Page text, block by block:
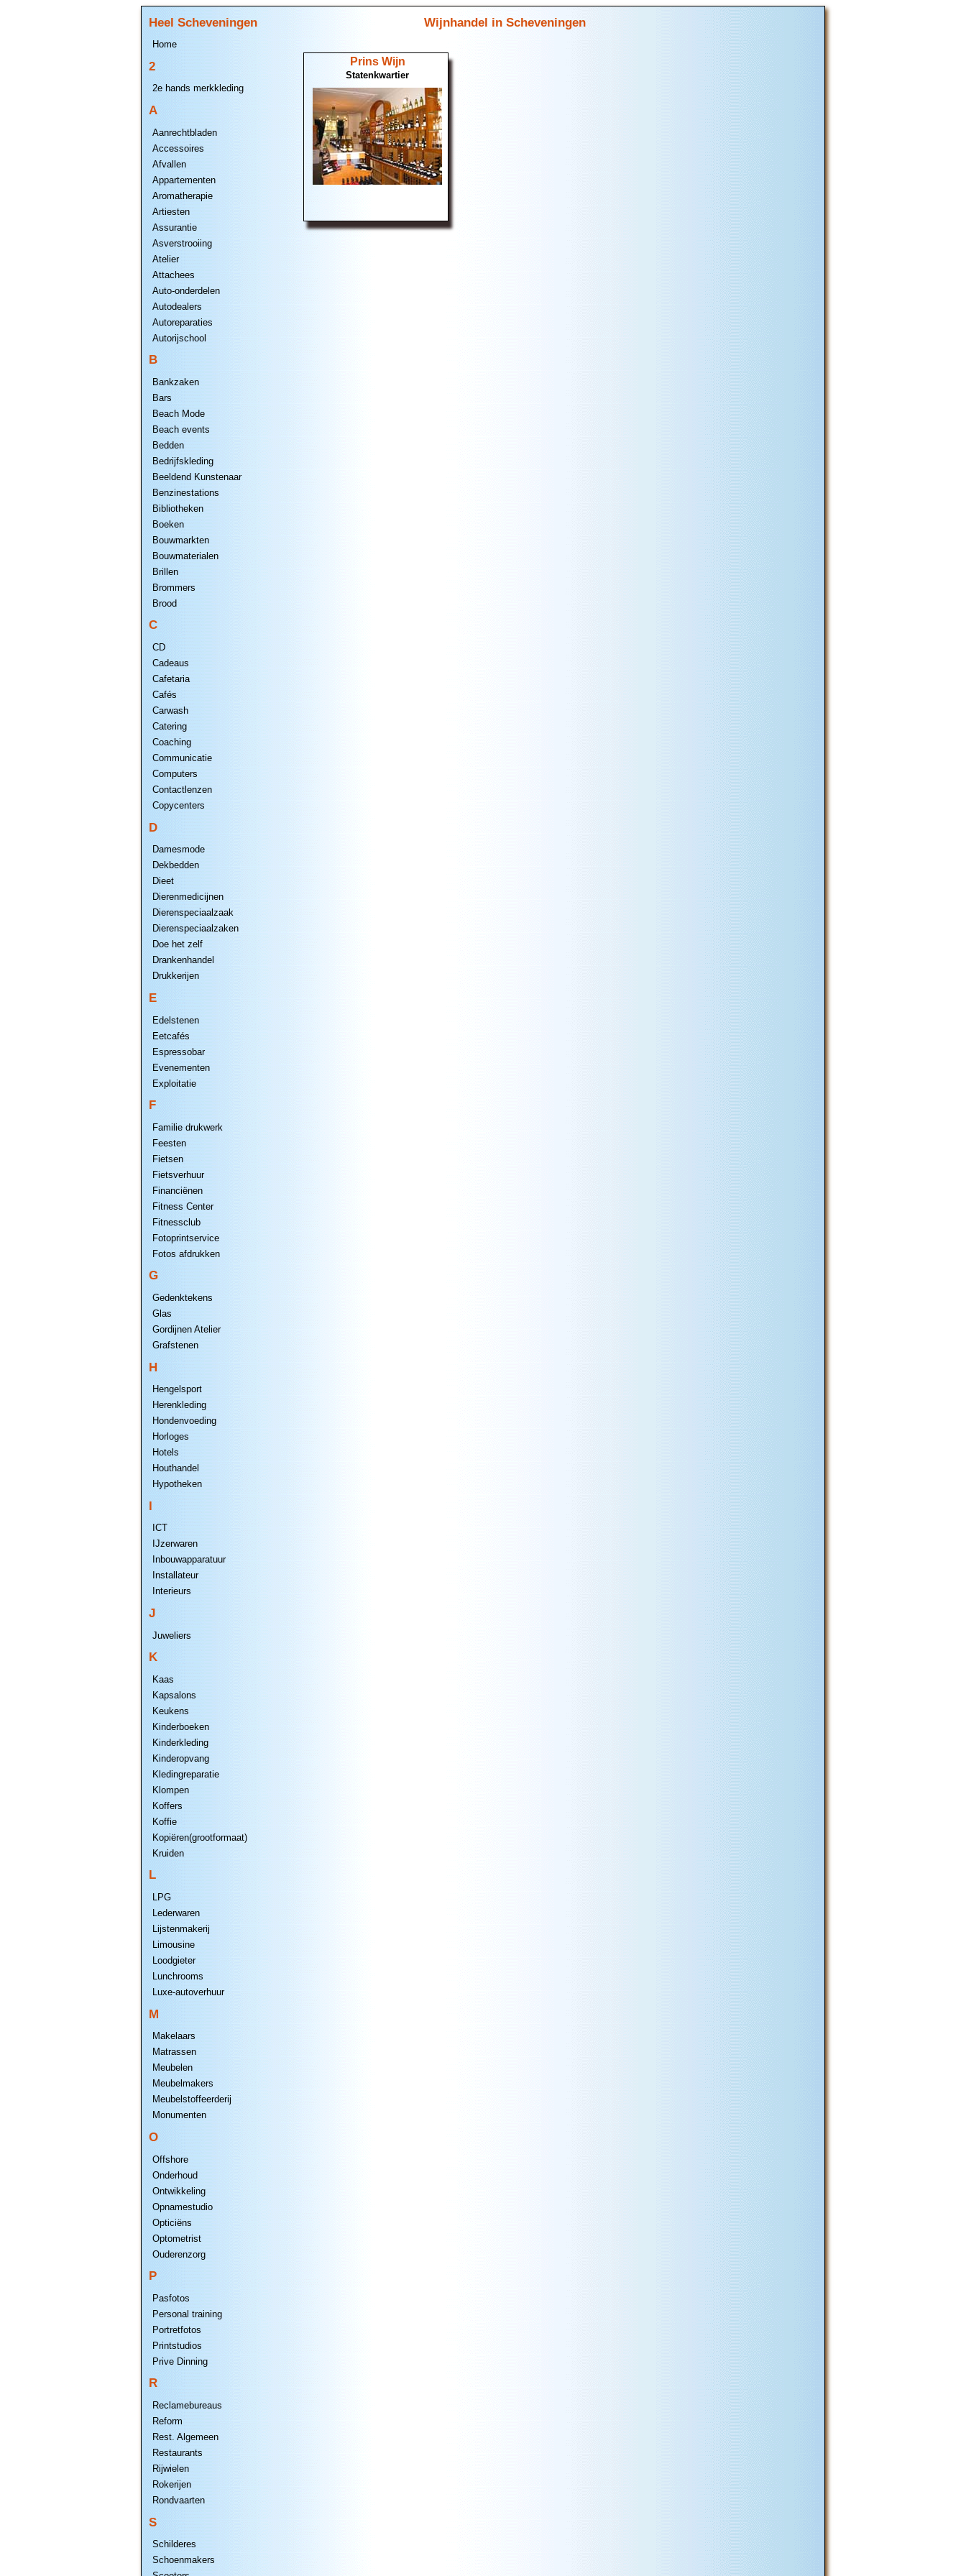
Heel Scheveningen
Home
2
2e hands merkkleding
A
Aanrechtbladen
Accessoires
Afvallen
Appartementen
Aromatherapie
Artiesten
Assurantie
Asverstrooiing
Atelier
Attachees
Auto-onderdelen
Autodealers
Autoreparaties
Autorijschool
B
Bankzaken
Bars
Beach Mode
Beach events
Bedden
Bedrijfskleding
Beeldend Kunstenaar
Benzinestations
Bibliotheken
Boeken
Bouwmarkten
Bouwmaterialen
Brillen
Brommers
Brood
C
CD
Cadeaus
Cafetaria
Cafés
Carwash
Catering
Coaching
Communicatie
Computers
Contactlenzen
Copycenters
D
Damesmode
Dekbedden
Dieet
Dierenmedicijnen
Dierenspeciaalzaak
Dierenspeciaalzaken
Doe het zelf
Drankenhandel
Drukkerijen
E
Edelstenen
Eetcafés
Espressobar
Evenementen
Exploitatie
F
Familie drukwerk
Feesten
Fietsen
Fietsverhuur
Financiënen
Fitness Center
Fitnessclub
Fotoprintservice
Fotos afdrukken
G
Gedenktekens
Glas
Gordijnen Atelier
Grafstenen
H
Hengelsport
Herenkleding
Hondenvoeding
Horloges
Hotels
Houthandel
Hypotheken
I
ICT
IJzerwaren
Inbouwapparatuur
Installateur
Interieurs
J
Juweliers
K
Kaas
Kapsalons
Keukens
Kinderboeken
Kinderkleding
Kinderopvang
Kledingreparatie
Klompen
Koffers
Koffie
Kopiëren(grootformaat)
Kruiden
L
LPG
Lederwaren
Lijstenmakerij
Limousine
Loodgieter
Lunchrooms
Luxe-autoverhuur
M
Makelaars
Matrassen
Meubelen
Meubelmakers
Meubelstoffeerderij
Monumenten
O
Offshore
Onderhoud
Ontwikkeling
Opnamestudio
Opticiëns
Optometrist
Ouderenzorg
P
Pasfotos
Personal training
Portretfotos
Printstudios
Prive Dinning
R
Reclamebureaus
Reform
Rest. Algemeen
Restaurants
Rijwielen
Rokerijen
Rondvaarten
S
Schilderes
Schoenmakers
Wijnhandel in Scheveningen
Prins Wijn
Statenkwartier